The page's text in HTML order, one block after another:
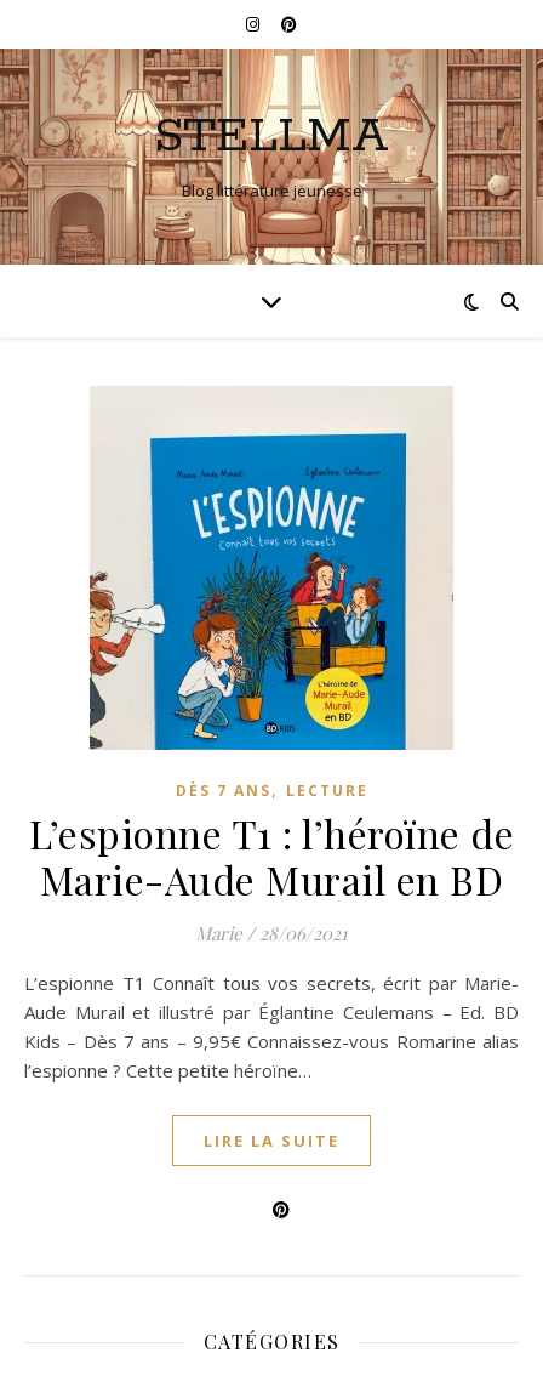
STELLMA
Blog littérature jeunesse
DÈS 7 ANS, LECTURE
L’espionne T1 : l’héroïne de
Marie-Aude Murail en BD
Marie / 28/06/2021
L’espionne T1 Connaît tous vos secrets, écrit par Marie-
Aude Murail et illustré par Églantine Ceulemans – Ed. BD
Kids – Dès 7 ans – 9,95€ Connaissez-vous Romarine alias
l’espionne ? Cette petite héroïne…
LIRE LA SUITE
CATÉGORIES